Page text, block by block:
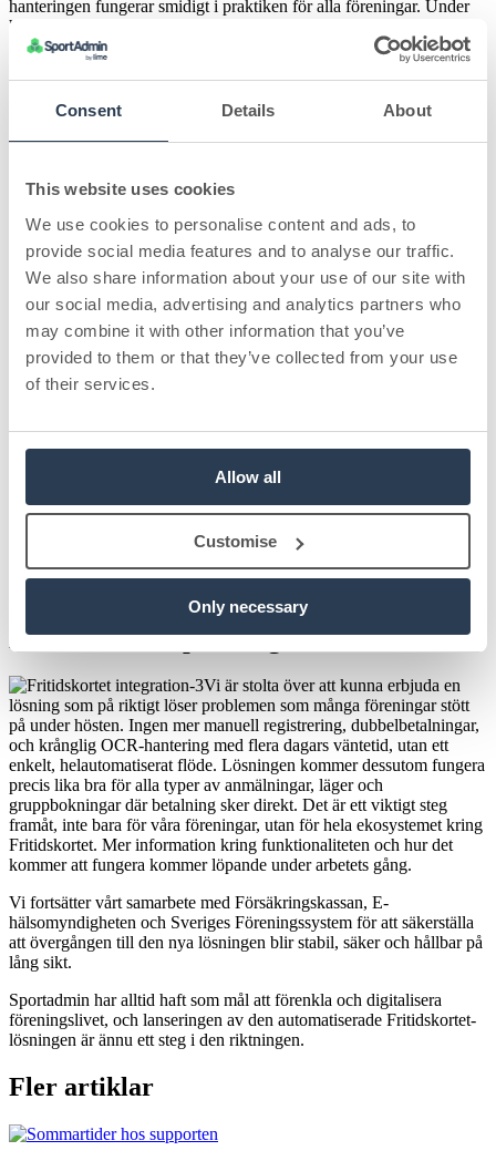
Consent Details About
This website uses cookies
We use cookies to personalise content and ads, to
provide social media features and to analyse our traffic.
We also share information about your use of our site with
our social media, advertising and analytics partners who
may combine it with other information that you’ve
provided to them or that they’ve collected from your use
of their services.
Allow all
Customise
Only necessary
hanteringen fungerar smidigt i praktiken för alla föreningar. Under
hösten har vi tillsammans med myndigheter och branschkollegor
arbetat intensivt med att hitta en lösning som verkligen förenklar.
Den manuella processen som hittills gällt har fungerat helt ok, men
den har också inneburit ett betydande merarbete för många
föreningar.
Nu kan vi äntligen berätta att vi tar täten med en helautomatiserad
planeras attlanseras brett vid årsskiftet.
Fritidskortet blir en naturlig del av
betalflödet
I vår nya lösning kan medlemmen välja Fritidskortet
sombetalmedel direkt i betalning, precis som Swish, kort eller
faktura. Betalningen signeras tryggt hos Fritidskortet och förs
därefter automatiskt över till föreningen, utan att någon i föreningen
behöver hantera manuella steg eller matchningar.
automatiskt tillbaka till betalvyn för att slutföra resten av betalningen
Allt sker sömlöst, och i bakgrunden hanteras bokföring och
rapportering precis som vanligt. Det blir med andra ord ingen extra
administration, minimal risk för felaktiga betalningar och ingen
manuell hantering - bara en smidig process från start till slut.
En automatiserad lösning för
Fritidskortet – på riktigt
Vi är stolta över att kunna erbjuda en
lösning som på riktigt löser problemen som många föreningar stött
på under hösten. Ingen mer manuell registrering, dubbelbetalningar,
och krånglig OCR-hantering med flera dagars väntetid, utan ett
enkelt, helautomatiserat flöde. Lösningen kommer dessutom fungera
precis lika bra för alla typer av anmälningar, läger och
gruppbokningar där betalning sker direkt. Det är ett viktigt steg
framåt, inte bara för våra föreningar, utan för hela ekosystemet kring
Fritidskortet. Mer information kring funktionaliteten och hur det
kommer att fungera kommer löpande under arbetets gång.
Vi fortsätter vårt samarbete med Försäkringskassan, E-
hälsomyndigheten och Sveriges Föreningssystem för att säkerställa
att övergången till den nya lösningen blir stabil, säker och hållbar på
lång sikt.
Sportadmin har alltid haft som mål att förenkla och digitalisera
föreningslivet, och lanseringen av den automatiserade Fritidskortet-
lösningen är ännu ett steg i den riktningen.
Fler artiklar